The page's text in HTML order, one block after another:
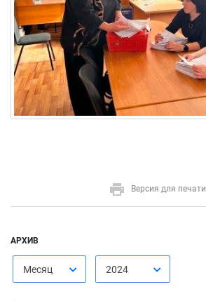
Версия для печати
АРХИВ
Месяц 2024